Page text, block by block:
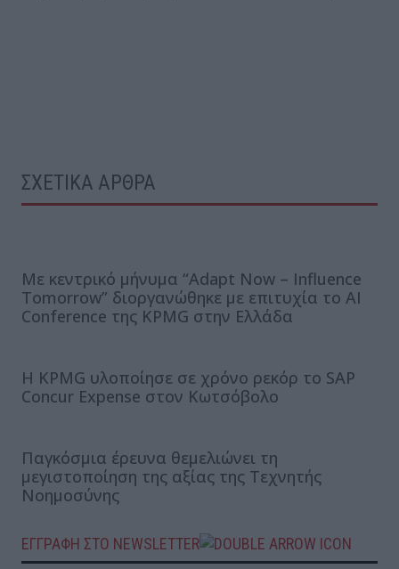
ΣΧΕΤΙΚΑ ΑΡΘΡΑ
Με κεντρικό μήνυμα “Adapt Now – Influence
Tomorrow” διοργανώθηκε με επιτυχία το AI
Conference της KPMG στην Ελλάδα
H KPMG υλοποίησε σε χρόνο ρεκόρ το SAP
Concur Expense στον Κωτσόβολο
Παγκόσμια έρευνα θεμελιώνει τη
μεγιστοποίηση της αξίας της Τεχνητής
Νοημοσύνης
ΕΓΓΡΑΦΗ ΣΤΟ NEWSLETTER